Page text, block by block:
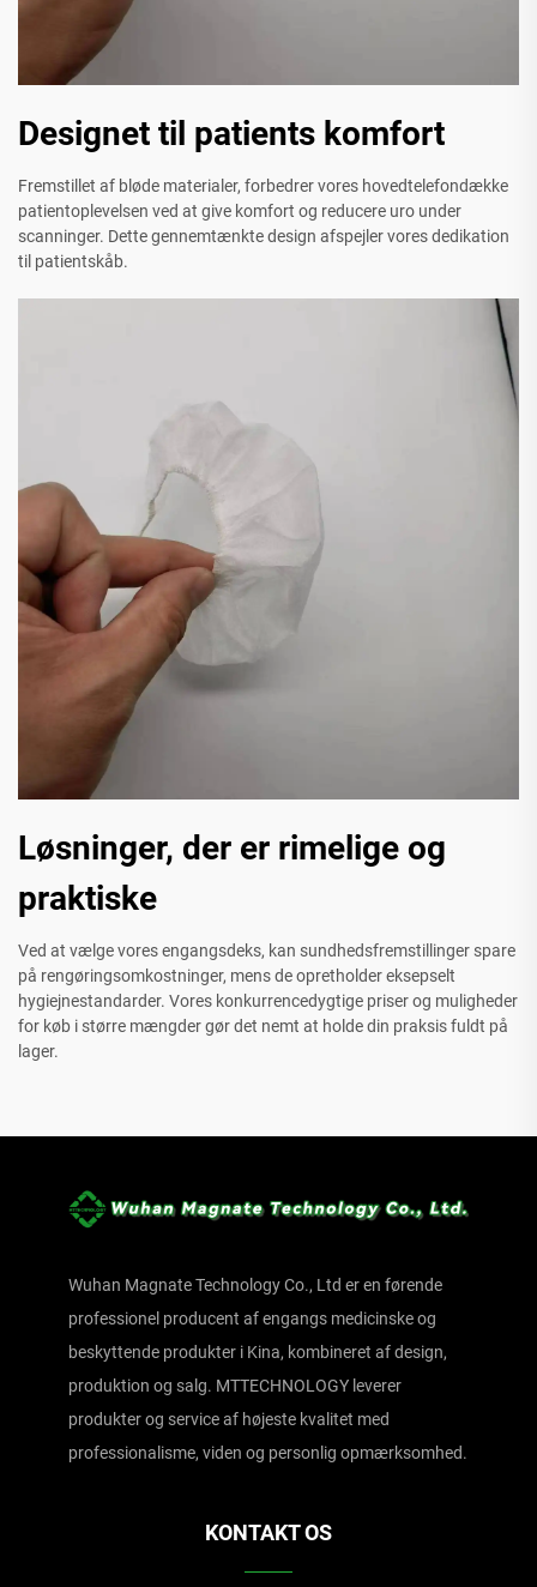
Designet til patients komfort
Fremstillet af bløde materialer, forbedrer vores hovedtelefondække
patientoplevelsen ved at give komfort og reducere uro under
scanninger. Dette gennemtænkte design afspejler vores dedikation
til patientskåb.
Løsninger, der er rimelige og
praktiske
Ved at vælge vores engangsdeks, kan sundhedsfremstillinger spare
på rengøringsomkostninger, mens de opretholder eksepselt
hygiejnestandarder. Vores konkurrencedygtige priser og muligheder
for køb i større mængder gør det nemt at holde din praksis fuldt på
lager.
Wuhan Magnate Technology Co., Ltd er en førende
professionel producent af engangs medicinske og
beskyttende produkter i Kina, kombineret af design,
produktion og salg. MTTECHNOLOGY leverer
produkter og service af højeste kvalitet med
professionalisme, viden og personlig opmærksomhed.
KONTAKT OS